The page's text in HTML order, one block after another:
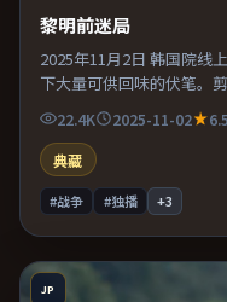
黎明前迷局
2025年11月2日 韩国院线
下大量可供回味的伏笔。
推理的观众。既有类型片
22.4K 2025-11-02
6.5
典藏
#战争 #独播 +3
JP